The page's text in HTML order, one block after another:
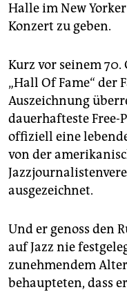
Halle im New
Konzert zu geben.
Kurz vor seinem
„Hall Of Fame“ der
Auszeichnung
dauerhafteste Free-
offiziell eine
von der
ausgezeichnet.
Und er genoss den
auf Jazz nie
zunehmendem
behaupteten, dass